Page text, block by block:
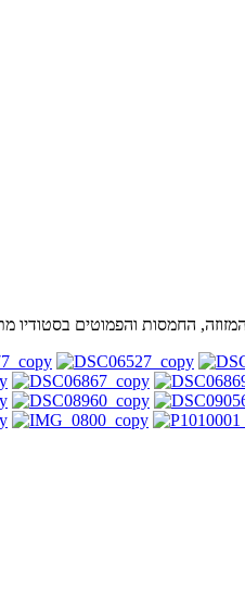
המזוזה, החמסות והפמוטים